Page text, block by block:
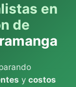
en
de
y costos